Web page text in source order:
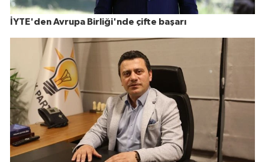
İYTE'den Avrupa Birliği'nde çifte başarı